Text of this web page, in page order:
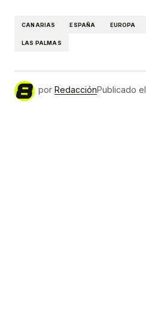
CANARIAS ESPAÑA EUROPA
LAS PALMAS
por RedacciónPublicado el